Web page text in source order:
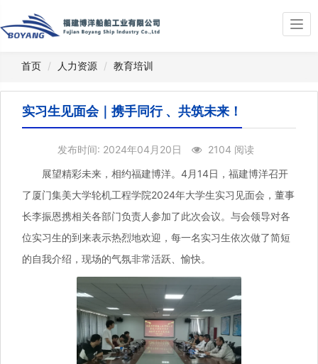
首页 人力资源 教育培训
实习生见面会｜携手同行 、共筑未来！
发布时间: 2024年04月20日
2104 阅读
展望精彩未来，相约福建博洋。4月14日，福建博洋召开
了厦门集美大学轮机工程学院2024年大学生实习见面会，董事
长李振恩携相关各部门负责人参加了此次会议。与会领导对各
位实习生的到来表示热烈地欢迎，每一名实习生依次做了简短
的自我介绍，现场的气氛非常活跃、愉快。